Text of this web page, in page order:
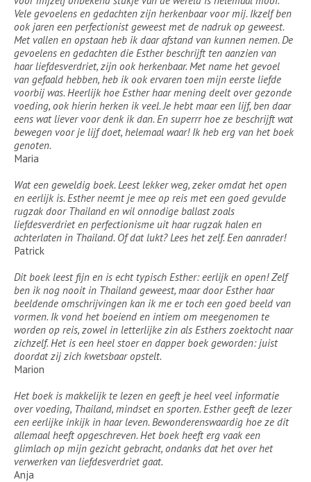
Vele gevoelens en gedachten zijn herkenbaar voor mij. Ikzelf ben
ook jaren een perfectionist geweest met de nadruk op geweest.
Met vallen en opstaan heb ik daar afstand van kunnen nemen. De
gevoelens en gedachten die Esther beschrijft ten aanzien van
haar liefdesverdriet, zijn ook herkenbaar. Met name het gevoel
van gefaald hebben, heb ik ook ervaren toen mijn eerste liefde
voorbij was. Heerlijk hoe Esther haar mening deelt over gezonde
voeding, ook hierin herken ik veel. Je hebt maar een lijf, ben daar
eens wat liever voor denk ik dan. En superrr hoe ze beschrijft wat
bewegen voor je lijf doet, helemaal waar! Ik heb erg van het boek
genoten.
Maria
Wat een geweldig boek. Leest lekker weg, zeker omdat het open
en eerlijk is. Esther neemt je mee op reis met een goed gevulde
rugzak door Thailand en wil onnodige ballast zoals
liefdesverdriet en perfectionisme uit haar rugzak halen en
achterlaten in Thailand. Of dat lukt? Lees het zelf. Een aanrader!
Patrick
Dit boek leest fijn en is echt typisch Esther: eerlijk en open! Zelf
ben ik nog nooit in Thailand geweest, maar door Esther haar
beeldende omschrijvingen kan ik me er toch een goed beeld van
vormen. Ik vond het boeiend en intiem om meegenomen te
worden op reis, zowel in letterlijke zin als Esthers zoektocht naar
zichzelf. Het is een heel stoer en dapper boek geworden: juist
doordat zij zich kwetsbaar opstelt.
Marion
Het boek is makkelijk te lezen en geeft je heel veel informatie
over voeding, Thailand, mindset en sporten. Esther geeft de lezer
een eerlijke inkijk in haar leven. Bewonderenswaardig hoe ze dit
allemaal heeft opgeschreven. Het boek heeft erg vaak een
glimlach op mijn gezicht gebracht, ondanks dat het over het
verwerken van liefdesverdriet gaat.
Anja